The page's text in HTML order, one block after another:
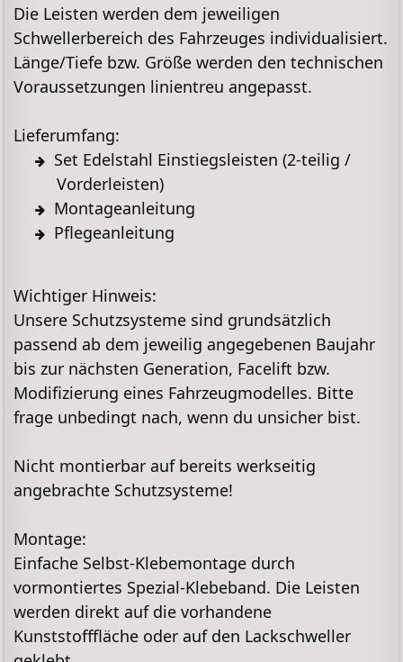
Die Leisten werden dem jeweiligen
Schwellerbereich des Fahrzeuges individualisiert.
Länge/Tiefe bzw. Größe werden den technischen
Voraussetzungen linientreu angepasst.
Lieferumfang:
Set Edelstahl Einstiegsleisten (2-teilig /
Vorderleisten)
Montageanleitung
Pflegeanleitung
Wichtiger Hinweis:
Unsere Schutzsysteme sind grundsätzlich
passend ab dem jeweilig angegebenen Baujahr
bis zur nächsten Generation, Facelift bzw.
Modifizierung eines Fahrzeugmodelles. Bitte
frage unbedingt nach, wenn du unsicher bist.
Nicht montierbar auf bereits werkseitig
angebrachte Schutzsysteme!
Montage:
Einfache Selbst-Klebemontage durch
vormontiertes Spezial-Klebeband. Die Leisten
werden direkt auf die vorhandene
Kunststofffläche oder auf den Lackschweller